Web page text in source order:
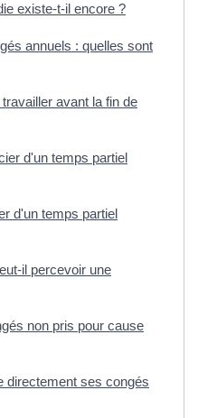
existe-t-il encore ?
annuels : quelles sont
avant la fin de
d'un temps partiel
d'un temps partiel
il percevoir une
non pris pour cause
directement ses congés